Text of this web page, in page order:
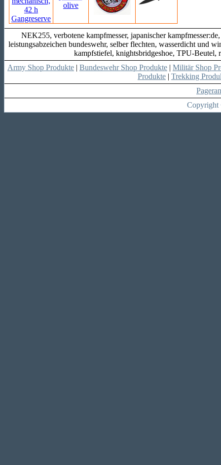
NEK255, verbotene kampfmesser, japanischer
leistungsabzeichen bundeswehr, selber flechten, wasserdicht und
kampfstiefel, knightsbridgeshoe, TPU-Beutel,
Army Shop Produkte | Bundeswehr Shop Produkte | Militär Shop
Produkte | Trekking